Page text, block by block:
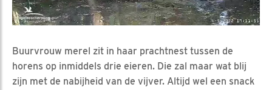
Buurvrouw merel zit in haar prachtnest tussen de
horens op inmiddels drie eieren. Die zal maar wat blij
zijn met de nabijheid van de vijver. Altijd wel een snack